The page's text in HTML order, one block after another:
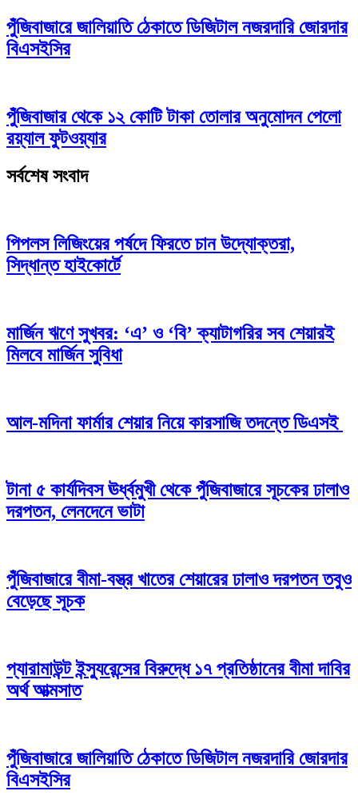
পুঁজিবাজারে জালিয়াতি ঠেকাতে ডিজিটাল নজরদারি জোরদার
বিএসইসির
পুঁজিবাজার থেকে ১২ কোটি টাকা তোলার অনুমোদন পেলো
রয়্যাল ফুটওয়্যার
সর্বশেষ সংবাদ
পিপলস লিজিংয়ের পর্ষদে ফিরতে চান উদ্যোক্তরা,
সিদ্ধান্ত হাইকোর্টে
মার্জিন ঋণে সুখবর: ‘এ’ ও ‘বি’ ক্যাটাগরির সব শেয়ারই
মিলবে মার্জিন সুবিধা
আল-মদিনা ফার্মার শেয়ার নিয়ে কারসাজি তদন্তে ডিএসই
টানা ৫ কার্যদিবস ঊর্ধ্বমুখী থেকে পুঁজিবাজারে সূচকের ঢালাও
দরপতন, লেনদেনে ভাটা
পুঁজিবাজারে বীমা-বস্ত্র খাতের শেয়ারের ঢালাও দরপতন তবুও
বেড়েছে সূচক
প্যারামাউন্ট ইন্স্যুরেন্সের বিরুদ্ধে ১৭ প্রতিষ্ঠানের বীমা দাবির
অর্থ আত্মসাত
পুঁজিবাজারে জালিয়াতি ঠেকাতে ডিজিটাল নজরদারি জোরদার
বিএসইসির